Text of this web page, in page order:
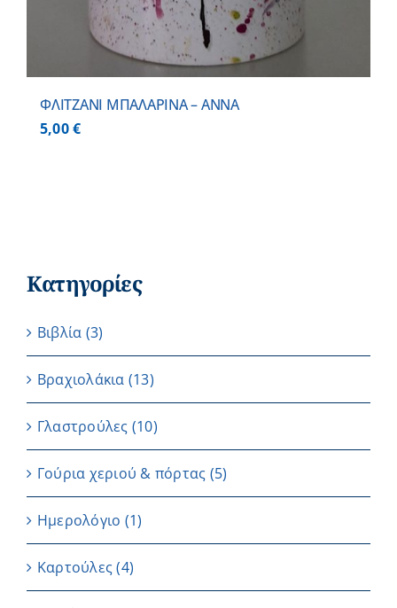
ΦΛΙΤΖΑΝΙ ΜΠΑΛΑΡΙΝΑ – ΑΝΝΑ
5,00€
Κατηγορίες
Βιβλία (3)
Βραχιολάκια (13)
Γλαστρούλες (10)
Γούρια χεριού & πόρτας (5)
Ημερολόγιο (1)
Καρτούλες (4)